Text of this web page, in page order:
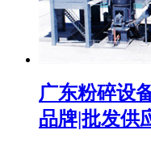
广东粉碎设
品牌|批发供